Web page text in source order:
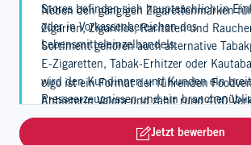
Stores befinden sich hauptsächlich in
oder in Vorkassenbereichen des
Lebensmitteleinzelhandels.
Neben den gängigen Zigarettenmarken
Zigarren, Zigarillos, Raritäten und
Sortiment gehören auch alternative
E-Zigaretten, Tabak-Erhitzer oder
wird den Kundinnen und Kunden ein
Presseerzeugnissen und ein
Randsortiment geboten. Verschiedene
zudem über Service-Punkte für Lotto oder
cigo ist ein Format der führenden
Anbieterin Valora und zählt rund 400
Deutschland.
Jetzt bewerben